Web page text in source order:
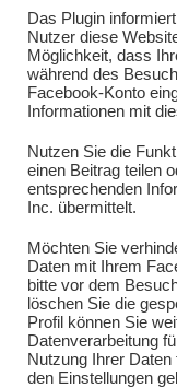
Das Plugin
Nutzer diese
Möglichkeit, dass
während des
Facebook-Konto
Informationen mit
Nutzen Sie die
einen Beitrag teilen
entsprechenden
Inc. übermittelt.
Möchten Sie
Daten mit Ihrem
bitte vor dem
löschen Sie die
Profil können Sie
Datenverarbeitung
Nutzung Ihrer
den Einstellungen